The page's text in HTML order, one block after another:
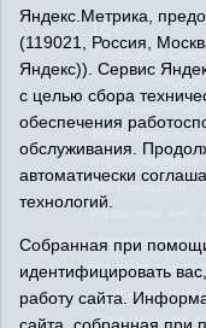
16+
© 2015-2026
Политика оператора
Федеральной
информационных
«Знамя правды».
Все права
ссылка
Адрес редакции:
Яндекс.Метрика,
(119021, Россия,
Яндекс)). Сервис
с целью сбора
обеспечения
обслуживания.
автоматически
технологий.
Собранная при
идентифицировать
работу сайта.